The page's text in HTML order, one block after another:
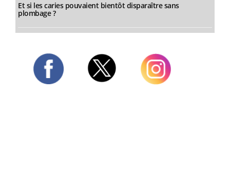
Et si les caries pouvaient bientôt disparaître sans
plombage ?